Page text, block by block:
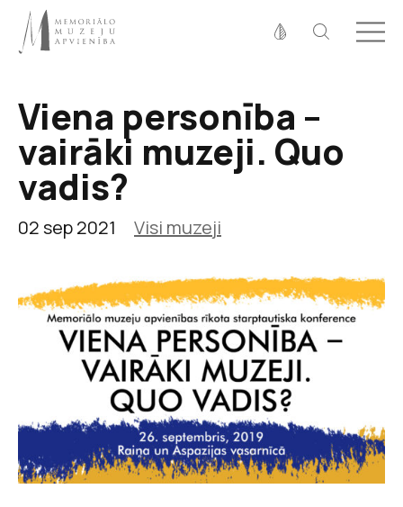
150%
Kontrasts
Viena personība –
vairāki muzeji. Quo
vadis?
02 sep 2021 Visi muzeji